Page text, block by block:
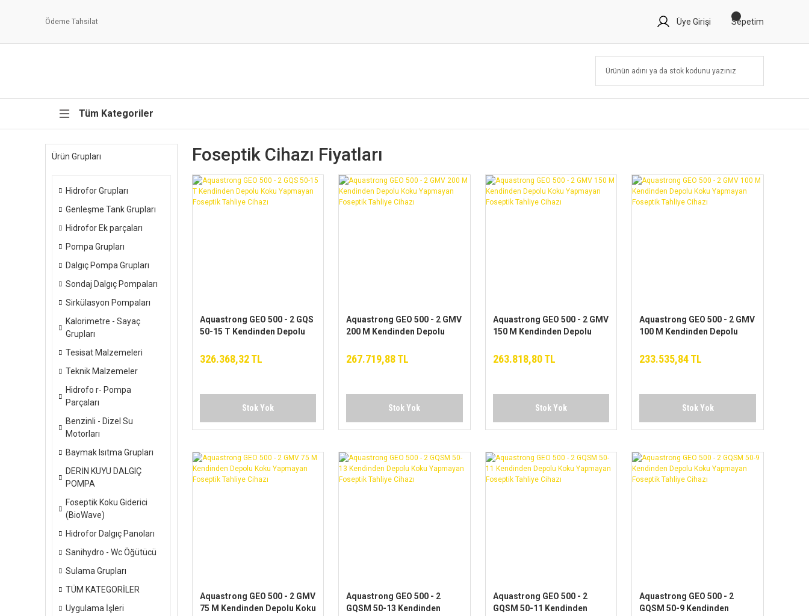
Ödeme Tahsilat Üye Girişi Sepetim
Tüm Kategoriler
Ürün Grupları
Hidrofor Grupları
Genleşme Tank Grupları
Hidrofor Ek parçaları
Pompa Grupları
Dalgıç Pompa Grupları
Sondaj Dalgıç Pompaları
Sirkülasyon Pompaları
Kalorimetre - Sayaç
Grupları
Tesisat Malzemeleri
Teknik Malzemeler
Hidrofo r- Pompa
Parçaları
Benzinli - Dizel Su
Motorları
Baymak Isıtma Grupları
DERİN KUYU DALGIÇ
POMPA
Foseptik Koku Giderici
(BioWave)
Hidrofor Dalgıç Panoları
Sanihydro - Wc Öğütücü
Sulama Grupları
TÜM KATEGORİLER
Uygulama İşleri
Foseptik Cihazı Fiyatları
Aquastrong GEO 500 - 2 GQS
50-15 T Kendinden Depolu
Tahliye Cihazı
326.368,32 TL
Stok Yok
Aquastrong GEO 500 - 2 GMV
200 M Kendinden Depolu
Tahliye Cihazı
267.719,88 TL
Stok Yok
Aquastrong GEO 500 - 2 GMV
150 M Kendinden Depolu
Tahliye Cihazı
263.818,80 TL
Stok Yok
Aquastrong GEO 500 - 2 GMV
100 M Kendinden Depolu
Tahliye Cihazı
233.535,84 TL
Stok Yok
Aquastrong GEO 500 - 2 GMV
75 M Kendinden Depolu Koku
Aquastrong GEO 500 - 2
GQSM 50-13 Kendinden
Aquastrong GEO 500 - 2
GQSM 50-11 Kendinden
Aquastrong GEO 500 - 2
GQSM 50-9 Kendinden